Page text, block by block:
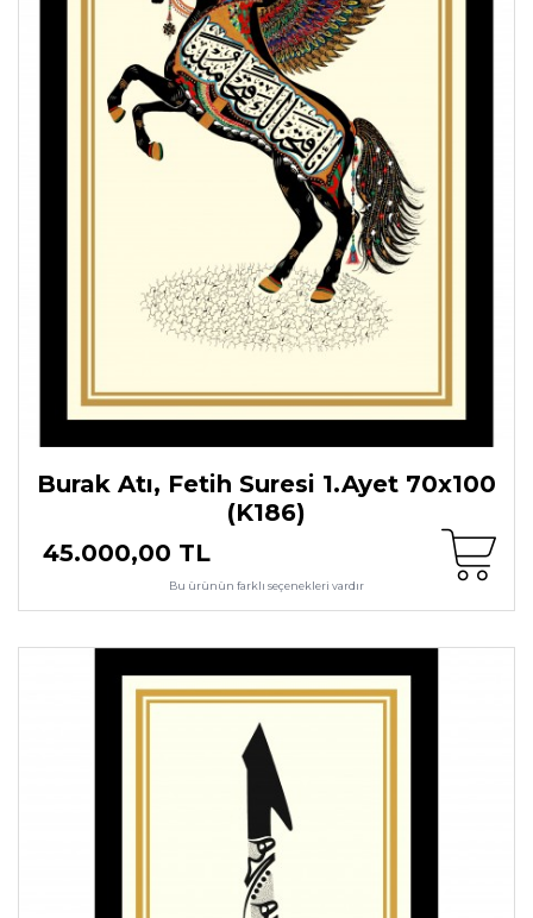
Burak Atı, Fetih Suresi 1.Ayet 70x100
(K186)
45.000,00 TL
Bu ürünün farklı seçenekleri vardır